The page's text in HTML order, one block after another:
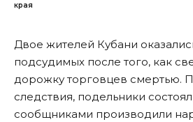
края
Двое жителей Кубани
подсудимых после того, как
дорожку торговцев смертью.
следствия, подельники
сообщниками производили